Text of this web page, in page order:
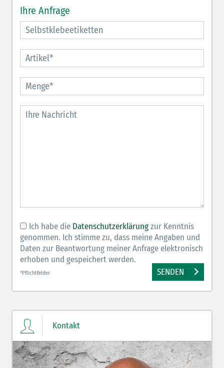
Ihre Anfrage
Ich habe die Datenschutzerklärungzur Kenntnis
genommen. Ich stimme zu, dass meine Angaben und
Daten zur Beantwortung meiner Anfrage elektronisch
erhoben und gespeichert werden.
*Pflichtfelder SENDEN
Kontakt